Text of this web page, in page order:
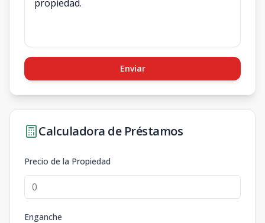
Enviar
Calculadora de Préstamos
Precio de la Propiedad
Enganche